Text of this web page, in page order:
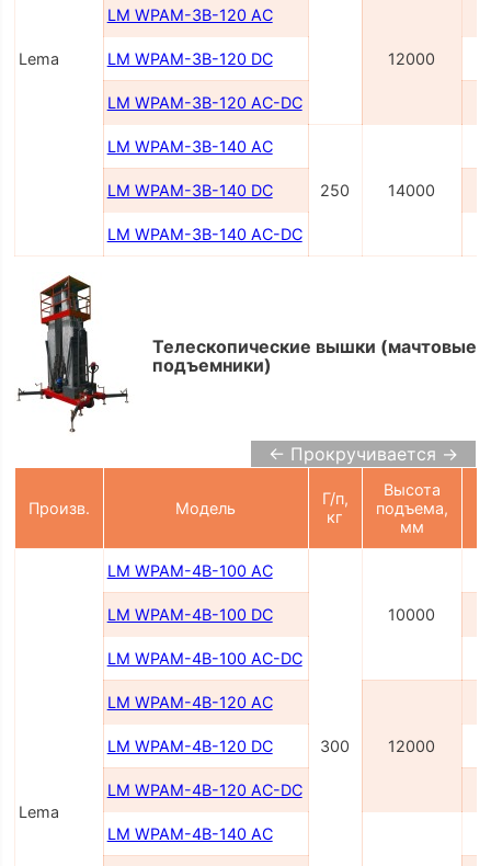
Lema
LM WPAM-3B-120 AC
12000
LM WPAM-3B-120 DC
LM WPAM-3B-120 AC-DC
LM WPAM-3B-140 AC
250 14000
LM WPAM-3B-140 DC
LM WPAM-3B-140 AC-DC
Телескопические вышки (мачтовые
подъемники)
← Прокручивается →
Произв. Модель
Г/п,
кг
Высота
подъема,
мм
Lema
LM WPAM-4B-100 AC
300
10000
LM WPAM-4B-100 DC
LM WPAM-4B-100 AC-DC
LM WPAM-4B-120 AC
12000
LM WPAM-4B-120 DC
LM WPAM-4B-120 AC-DC
LM WPAM-4B-140 AC